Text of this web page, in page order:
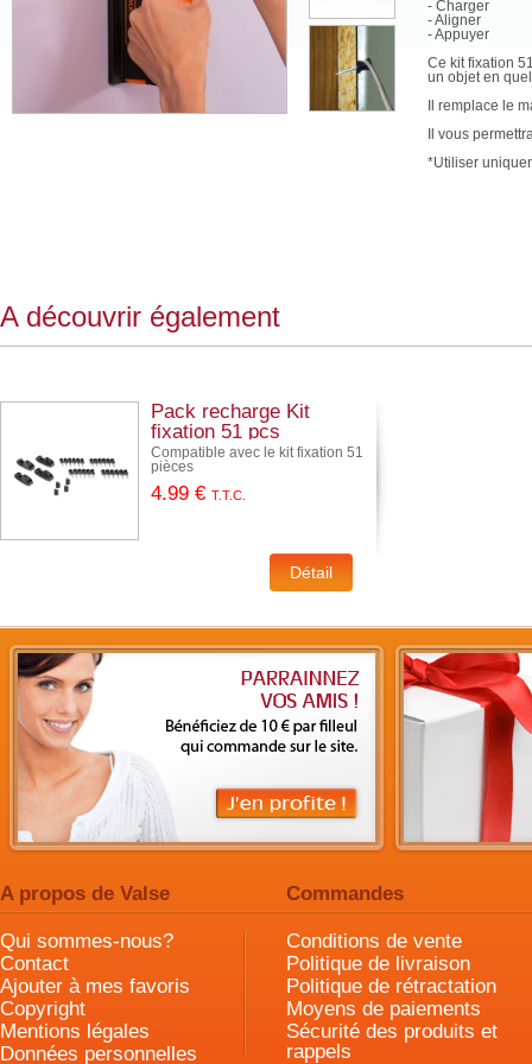
- Charger
- Aligner
- Appuyer
Ce kit fixation
un objet en
Il remplace le
Il vous
*Utiliser
A découvrir également
Pack recharge Kit
fixation 51 pcs
Compatible avec le kit fixation 51
pièces
4.99 € T.T.C.
A propos de Valse Commandes
Qui sommes-nous?
Contact
Ajouter à mes favoris
Copyright
Mentions légales
Données personnelles
Conditions de vente
Politique de livraison
Politique de rétractation
Moyens de paiements
Sécurité des produits et
rappels